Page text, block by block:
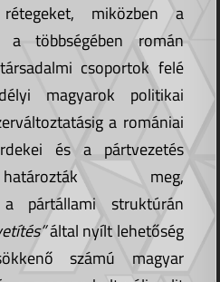
miközben a
a többségében román
csoportok felé
magyarok politikai
a romániai
és a pártvezetés
meg,
a pártállami struktúrán
által nyílt lehetőség
számú magyar